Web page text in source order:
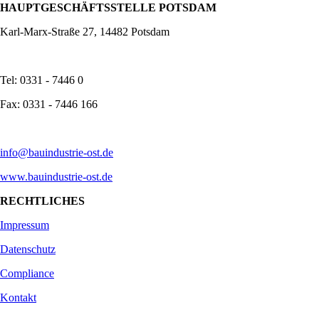
HAUPTGESCHÄFTSSTELLE POTSDAM
Karl-Marx-Straße 27, 14482 Potsdam
Tel: 0331 - 7446 0
Fax: 0331 - 7446 166
info@bauindustrie-ost.de
www.bauindustrie-ost.de
RECHTLICHES
Impressum
Datenschutz
Compliance
Kontakt